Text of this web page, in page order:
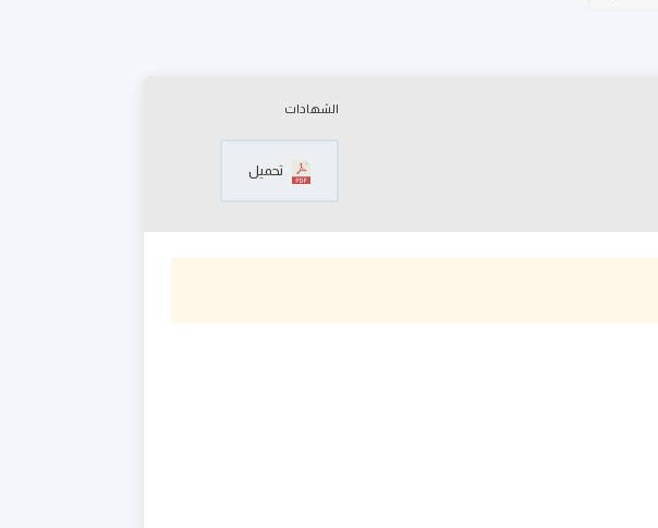
الشهادات
تحميل